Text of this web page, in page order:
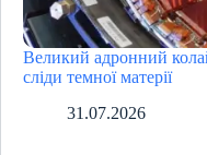
Великий адронний
сліди темної матерії
31.07.2026